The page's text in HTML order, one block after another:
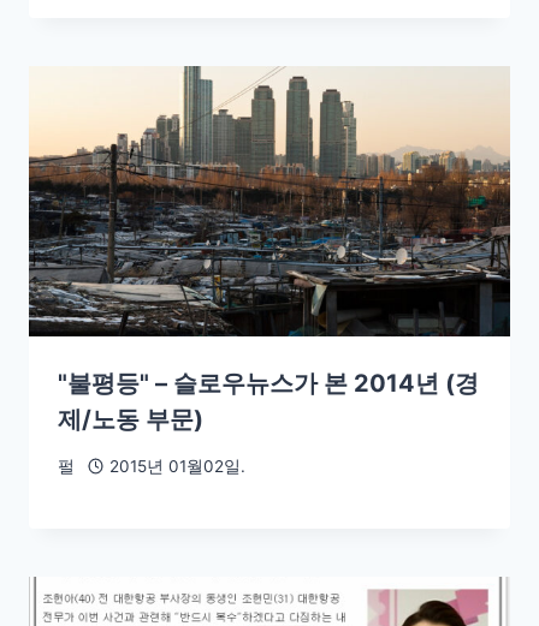
"불평등" – 슬로우뉴스가 본 2014년 (경
제/노동 부문)
펄 2015년 01월02일.